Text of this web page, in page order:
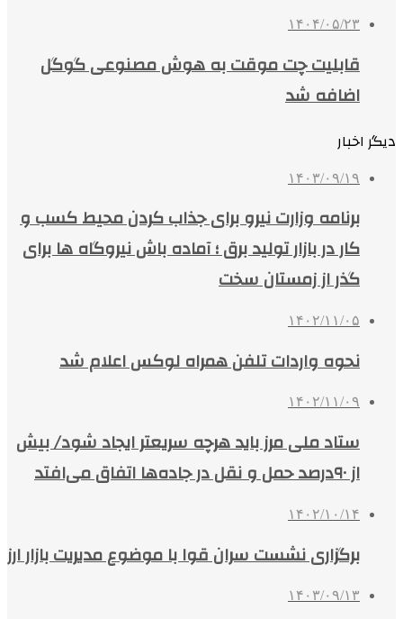
۱۴۰۴/۰۵/۲۳
قابلیت چت موقت به هوش مصنوعی گوگل
اضافه شد
دیگر اخبار
۱۴۰۳/۰۹/۱۹
برنامه‌ وزارت نیرو برای جذاب کردن محیط کسب و
کار در بازار تولید برق ؛ آماده باش نیروگاه ها برای
گذر از زمستان سخت
۱۴۰۲/۱۱/۰۵
نحوه واردات تلفن همراه لوکس اعلام شد
۱۴۰۲/۱۱/۰۹
ستاد ملی مرز باید هرچه سریعتر ایجاد شود/ بیش
از ۹۰درصد حمل و نقل در جاده‌ها اتفاق می‌افتد
۱۴۰۲/۱۰/۱۴
برگزاری نشست سران قوا با موضوع مدیریت بازار ارز
۱۴۰۳/۰۹/۱۳